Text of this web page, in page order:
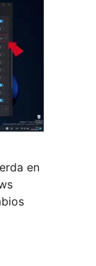
en